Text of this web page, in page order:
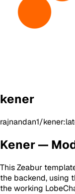
kener
rajnandan1/
Kener —
This Zeabur
the backend, using
the working